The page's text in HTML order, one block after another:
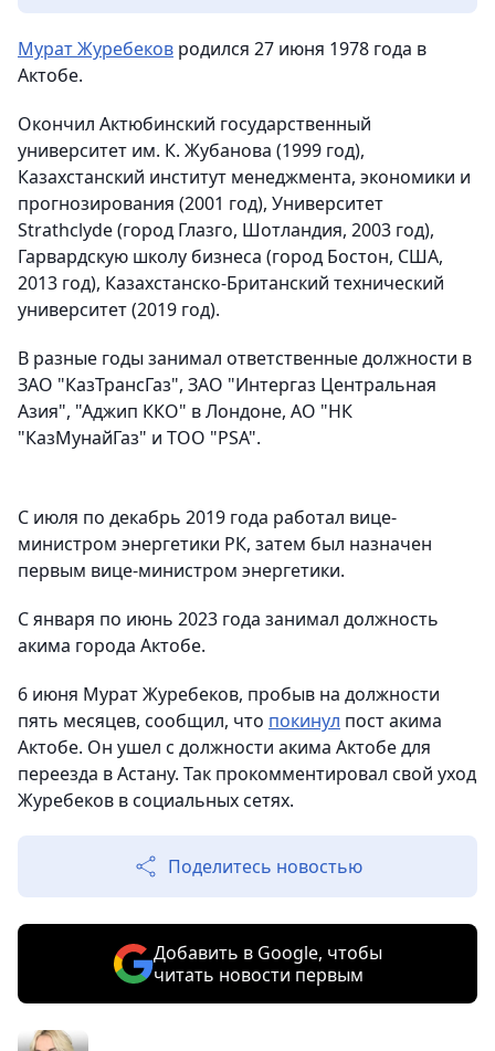
Мурат Журебеков родился 27 июня 1978 года в
Актобе.
Окончил Актюбинский государственный
университет им. К. Жубанова (1999 год),
Казахстанский институт менеджмента, экономики и
прогнозирования (2001 год), Университет
Strathclyde (город Глазго, Шотландия, 2003 год),
Гарвардскую школу бизнеса (город Бостон, США,
2013 год), Казахстанско-Британский технический
университет (2019 год).
В разные годы занимал ответственные должности в
ЗАО "КазТрансГаз", ЗАО "Интергаз Центральная
Азия", "Аджип ККО" в Лондоне, АО "НК
"КазМунайГаз" и ТОО "PSA".
С июля по декабрь 2019 года работал вице-
министром энергетики РК, затем был назначен
первым вице-министром энергетики.
С января по июнь 2023 года занимал должность
акима города Актобе.
6 июня Мурат Журебеков, пробыв на должности
пять месяцев, сообщил, что покинул пост акима
Актобе. Он ушел с должности акима Актобе для
переезда в Астану. Так прокомментировал свой уход
Журебеков в социальных сетях.
Поделитесь новостью
Добавить в Google, чтобы
читать новости первым